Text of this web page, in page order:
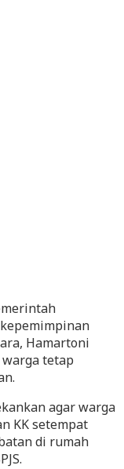
Hamartoni
tetap
agar warga
KK setempat
di rumah